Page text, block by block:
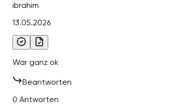
ibrahim
13.05.2026
War ganz ok
Beantworten
0 Antworten